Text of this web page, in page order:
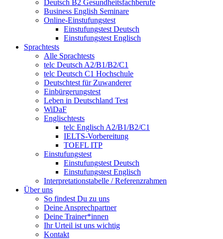
Deutsch B2 Gesundheitsfachberufe
Business English Seminare
Online-Einstufungstest
Einstufungstest Deutsch
Einstufungstest Englisch
Sprachtests
Alle Sprachtests
telc Deutsch A2/B1/B2/C1
telc Deutsch C1 Hochschule
Deutschtest für Zuwanderer
Einbürgerungstest
Leben in Deutschland Test
WiDaF
Englischtests
telc Englisch A2/B1/B2/C1
IELTS-Vorbereitung
TOEFL ITP
Einstufungstest
Einstufungstest Deutsch
Einstufungstest Englisch
Interpretationstabelle / Referenzrahmen
Über uns
So findest Du zu uns
Deine Ansprechpartner
Deine Trainer*innen
Ihr Urteil ist uns wichtig
Kontakt